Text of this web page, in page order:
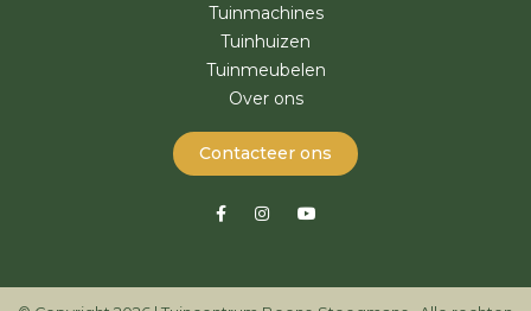
Tuinmachines
Tuinhuizen
Tuinmeubelen
Over ons
Contacteer ons